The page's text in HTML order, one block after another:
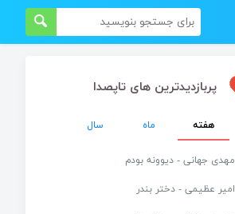
پربازدیدترین های تاپصدا
هفته ماه سال
مهدی جهانی - دیوونه بودم
امیر عظیمی - دختر بندر